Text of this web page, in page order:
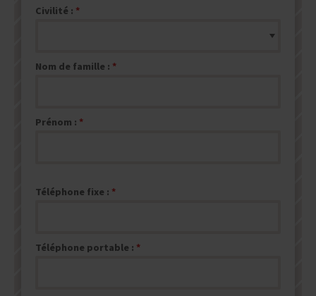
Civilité :
Nom de famille :
Prénom :
Téléphone fixe :
Téléphone portable :